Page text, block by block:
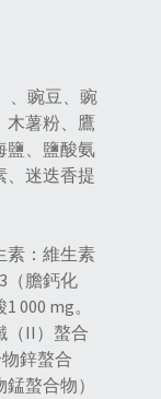
、豌豆、豌
木薯粉、鷹
鹽、鹽酸氨
、迷迭香提
素：維生素
（膽鈣化
000 mg。
（II）螯合
鋅螯合
螯合物）